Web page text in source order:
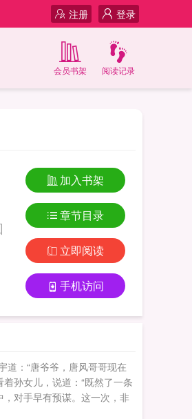
登录
注册
阅读记录
会员书架
加入书架
章节目录
立即阅读
手机访问
道：“唐爷爷，唐风哥哥现在
孙女儿，说道：“既然了一条
对手早有预谋。这一次，非